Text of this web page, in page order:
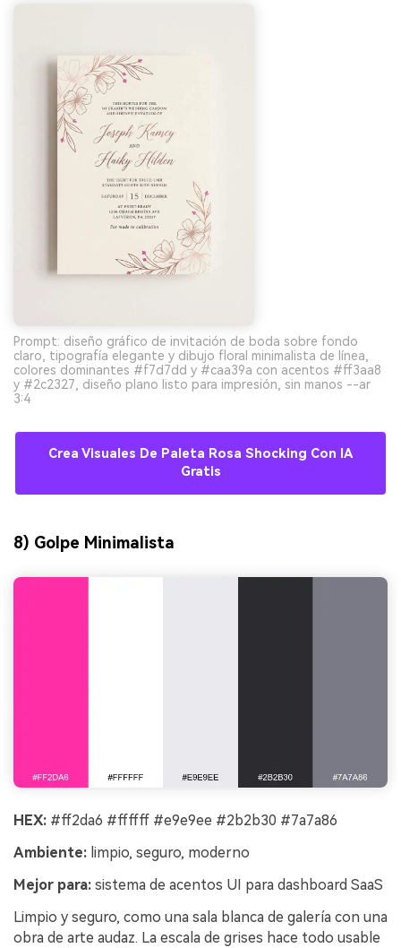
Prompt: diseño gráfico de invitación de boda sobre fondo
claro, tipografía elegante y dibujo floral minimalista de línea,
colores dominantes #f7d7dd y #caa39a con acentos #ff3aa8
y #2c2327, diseño plano listo para impresión, sin manos --ar
3:4
Crea Visuales De Paleta Rosa Shocking Con IA
Gratis
8) Golpe Minimalista
HEX: #ff2da6 #ffffff #e9e9ee #2b2b30 #7a7a86
Ambiente: limpio, seguro, moderno
Mejor para: sistema de acentos UI para dashboard SaaS
Limpio y seguro, como una sala blanca de galería con una
obra de arte audaz. La escala de grises hace todo usable